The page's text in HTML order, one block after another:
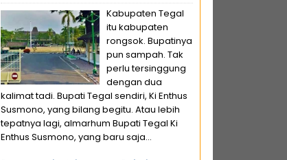
Kabupaten Tegal
itu kabupaten
rongsok. Bupatinya
pun sampah. Tak
perlu tersinggung
dengan dua
kalimat tadi. Bupati Tegal sendiri, Ki Enthus
Susmono, yang bilang begitu. Atau lebih
tepatnya lagi, almarhum Bupati Tegal Ki
Enthus Susmono, yang baru saja...